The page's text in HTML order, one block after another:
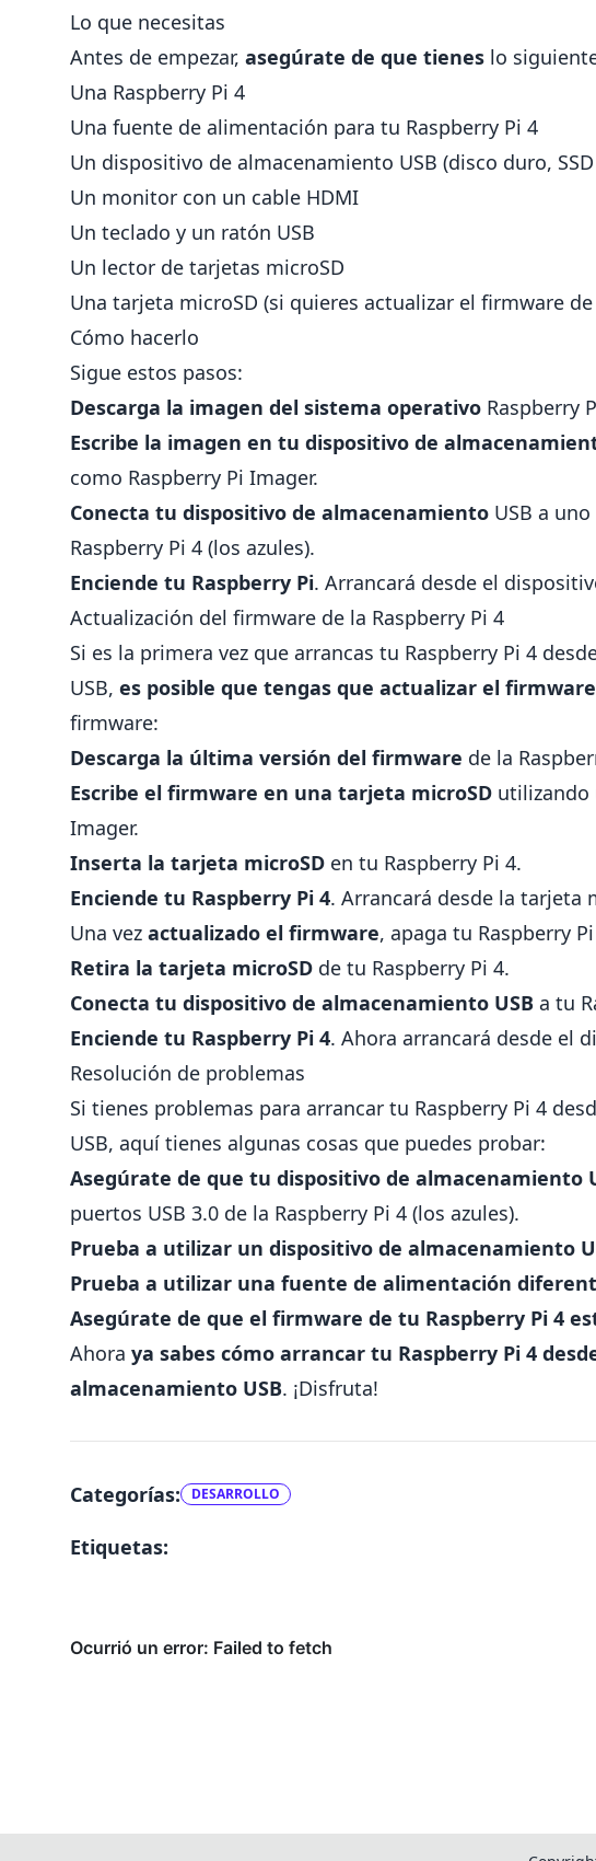
Lo que necesitas
Antes de empezar, asegúrate de que tienes lo
Una Raspberry Pi 4
Una fuente de alimentación para tu Raspberry Pi 4
Un dispositivo de almacenamiento USB (disco duro,
Un monitor con un cable HDMI
Un teclado y un ratón USB
Un lector de tarjetas microSD
Una tarjeta microSD (si quieres actualizar el firmware
Cómo hacerlo
Sigue estos pasos:
Descarga la imagen del sistema operativo Raspberry
Escribe la imagen en tu dispositivo de
como Raspberry Pi Imager.
Conecta tu dispositivo de almacenamiento USB a
Raspberry Pi 4 (los azules).
Enciende tu Raspberry Pi. Arrancará desde el
Actualización del firmware de la Raspberry Pi 4
Si es la primera vez que arrancas tu Raspberry Pi 4
USB, es posible que tengas que actualizar el firmware
firmware:
Descarga la última versión del firmware de la
Escribe el firmware en una tarjeta microSD utilizando
Imager.
Inserta la tarjeta microSD en tu Raspberry Pi 4.
Enciende tu Raspberry Pi 4. Arrancará desde la tarjeta
Una vez actualizado el firmware, apaga tu Raspberry
Retira la tarjeta microSD de tu Raspberry Pi 4.
Conecta tu dispositivo de almacenamiento USB a tu
Enciende tu Raspberry Pi 4. Ahora arrancará desde el
Resolución de problemas
Si tienes problemas para arrancar tu Raspberry Pi 4
USB, aquí tienes algunas cosas que puedes probar:
Asegúrate de que tu dispositivo de almacenamiento
puertos USB 3.0 de la Raspberry Pi 4 (los azules).
Prueba a utilizar un dispositivo de almacenamiento
Prueba a utilizar una fuente de alimentación
Asegúrate de que el firmware de tu Raspberry Pi 4
Ahora ya sabes cómo arrancar tu Raspberry Pi 4
almacenamiento USB. ¡Disfruta!
Categorías: DESARROLLO
Etiquetas: